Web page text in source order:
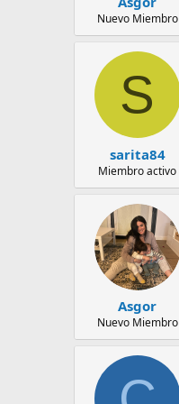
Nuevo Miembro
S
sarita84
Miembro activo
Asgor
Nuevo Miembro